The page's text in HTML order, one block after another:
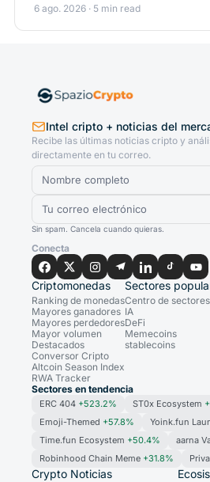
6 ago. 2026 · 5 min read
Intel cripto + noticias del
Recibe las últimas noticias cripto y
directamente en tu correo.
Sin spam. Cancela cuando quieras.
Conecta
Criptomonedas
Ranking de monedas
Mayores ganadores
Mayores perdedores
Mayor volumen
Destacados
Conversor Cripto
Altcoin Season Index
RWA Tracker
Sectores
Centro de sectores
IA
DeFi
Memecoins
stablecoins
Sectores en tendencia
ERC 404 +523.2% ST0x Ecosystem
Emoji-Themed +57.8% Yoink.fun
Time.fun Ecosystem +50.4% aarna
Robinhood Chain Meme +31.8%
Crypto Noticias